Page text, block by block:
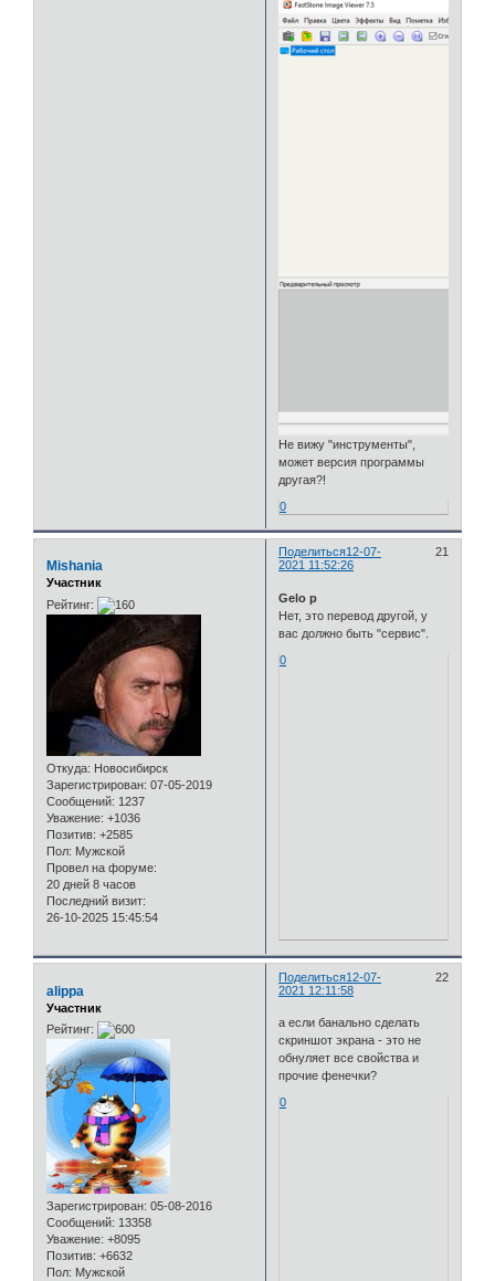
Не вижу "инструменты",
может версия программы
другая?!
0
Поделиться 21
12-07-
2021 11:52:26
Mishania
Участник
Рейтинг:
Откуда: Новосибирск
Зарегистрирован: 07-05-2019
Сообщений: 1237
Уважение: +1036
Позитив: +2585
Пол: Мужской
Провел на форуме:
20 дней 8 часов
Последний визит:
26-10-2025 15:45:54
Gelo p
Нет, это перевод другой, у
вас должно быть "сервис".
0
Поделиться 22
12-07-
2021 12:11:58
alippa
Участник
Рейтинг:
Зарегистрирован: 05-08-2016
Сообщений: 13358
Уважение: +8095
Позитив: +6632
Пол: Мужской
а если банально сделать
скриншот экрана - это не
обнуляет все свойства и
прочие фенечки?
0